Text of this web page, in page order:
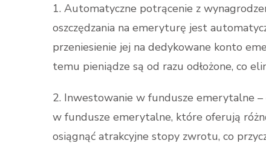
1. Automatyczne potrącenie z
oszczędzania na emeryturę jest
przeniesienie jej na dedykowane konto
temu pieniądze są od razu odłożone, co
2. Inwestowanie w fundusze emerytalne
w fundusze emerytalne, które oferują
osiągnąć atrakcyjne stopy zwrotu, co